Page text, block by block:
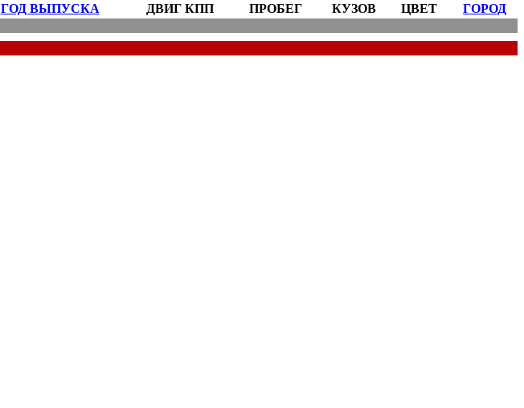
ГОД ВЫПУСКА ДВИГ КПП ПРОБЕГ КУЗОВ ЦВЕТ ГОРОД